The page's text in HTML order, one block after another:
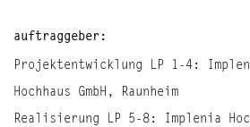
auftraggeber:
Projektentwicklung LP 1-4:
Hochhaus GmbH, Raunheim
Realisierung LP 5-8: Implenia